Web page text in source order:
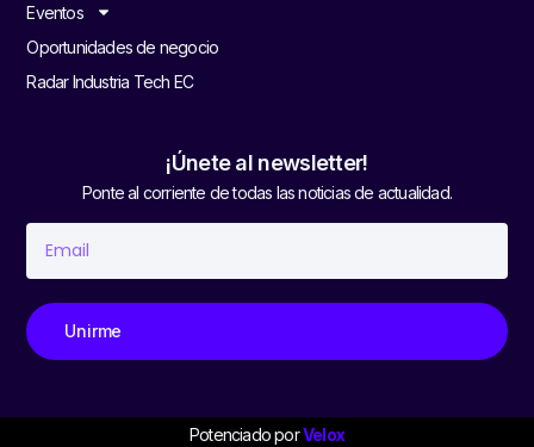
Eventos
Oportunidades de negocio
Radar Industria Tech EC
¡Únete al newsletter!
Ponte al corriente de todas las noticias de actualidad.
Unirme
Potenciado porVelox